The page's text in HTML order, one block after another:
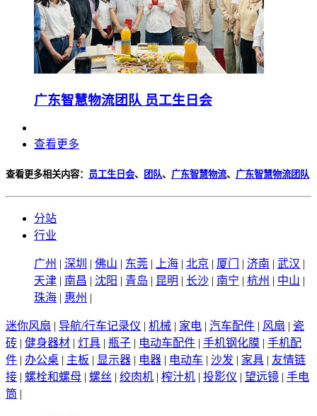
广东智慧物流团队 员工生日会
查看更多
查看更多相关内容： 员工生日会、 团队、 广东智慧物流、 广东智慧物流团队
分站
行业
广州 | 深圳 | 佛山 | 东莞 | 上海 | 北京 | 厦门 | 济南 | 武汉 |
天津 | 南昌 | 沈阳 | 青岛 | 昆明 | 长沙 | 南宁 | 杭州 | 中山 |
珠海 | 惠州 |
迷你风扇 | 导航/行车记录仪 | 机械 | 家电 | 汽车配件 | 风扇 | 瓷
砖 | 健身器材 | 灯具 | 瓶子 | 电动车配件 | 手机钢化膜 | 手机配
件 | 办公桌 | 主板 | 显示器 | 电器 | 电动车 | 沙发 | 家具 | 友情链
接 | 螺栓和螺母 | 螺丝 | 绞肉机 | 榨汁机 | 投影仪 | 望远镜 | 手电
筒 |